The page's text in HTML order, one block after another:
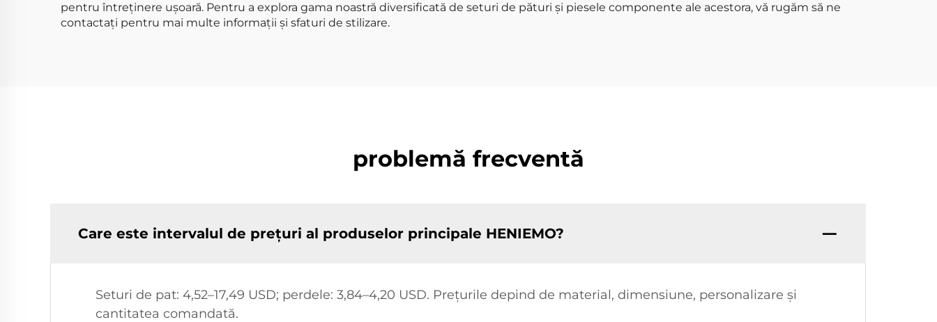
pentru întreținere ușoară. Pentru a explora gama noastră diversificată de seturi de pături și piesele componente ale acestora, vă rugăm să ne
contactați pentru mai multe informații și sfaturi de stilizare.
problemă frecventă
Care este intervalul de prețuri al produselor principale HENIEMO?
Seturi de pat: 4,52–17,49 USD; perdele: 3,84–4,20 USD. Prețurile depind de material, dimensiune, personalizare și
cantitatea comandată.